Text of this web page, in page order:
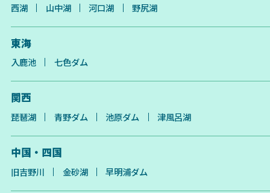
西湖 山中湖 河口湖 野尻湖
東海
入鹿池 七色ダム
関西
琵琶湖 青野ダム 池原ダム 津風呂湖
中国・四国
旧吉野川 金砂湖 早明浦ダム